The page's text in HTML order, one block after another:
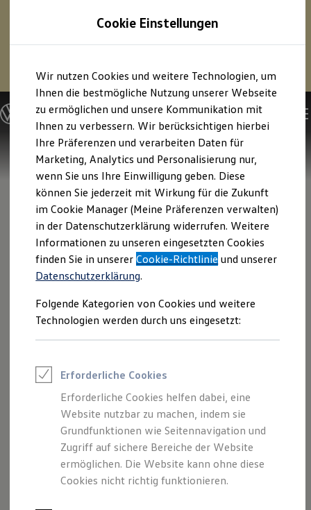
Hauptinhalt
springen
Footer
springen
Profitieren Sie von bis zu6.000 € 1
VolkswagenID. oder
Hybridmodelle.
Mehr zur E‑Auto-Förderung
Modelle und Konfigurator
Konfigurator
Modelle vergleichen
Konfiguration laden
Autosuche
Elektroautos
ENERGY Sondermodelle
Nutzfahrzeuge
SUV und CUV
Familienautos
Kombis
Kompaktwagen
Sportwagen
Schnell verfügbare Fahrzeuge
Angebote und Produkte
Aktuelle Angebote
E-Auto-Förderung
Volkswagen Marktplatz
Elektromobilität bei Gebrauchtwagen
Saisonangebote
Reifenpakete
Leasing
Leasing-Angebote
Gebrauchtwagen Leasing
Junge Gebrauchtwagen-Leasing
Elektroauto Leasing
Kleinwagen-Leasing
Cookie Einstellungen
Wir nutzen Cookies und weitere Technologien, um
Ihnen die bestmögliche Nutzung unserer Webseite
zu ermöglichen und unsere Kommunikation mit
Ihnen zu verbessern. Wir berücksichtigen hierbei
Ihre Präferenzen und verarbeiten Daten für
Marketing, Analytics und Personalisierung nur,
wenn Sie uns Ihre Einwilligung geben. Diese
können Sie jederzeit mit Wirkung für die Zukunft
im Cookie Manager (Meine Präferenzen verwalten)
in der Datenschutzerklärung widerrufen. Weitere
Informationen zu unseren eingesetzten Cookies
finden Sie in unsererCookie-Richtlinie und unserer
Datenschutzerklärung.
Folgende Kategorien von Cookies und weitere
Technologien werden durch uns eingesetzt:
Erforderliche Cookies
Erforderliche Cookies helfen dabei, eine
Website nutzbar zu machen, indem sie
Grundfunktionen wie Seitennavigation und
Zugriff auf sichere Bereiche der Website
ermöglichen. Die Website kann ohne diese
Cookies nicht richtig funktionieren.